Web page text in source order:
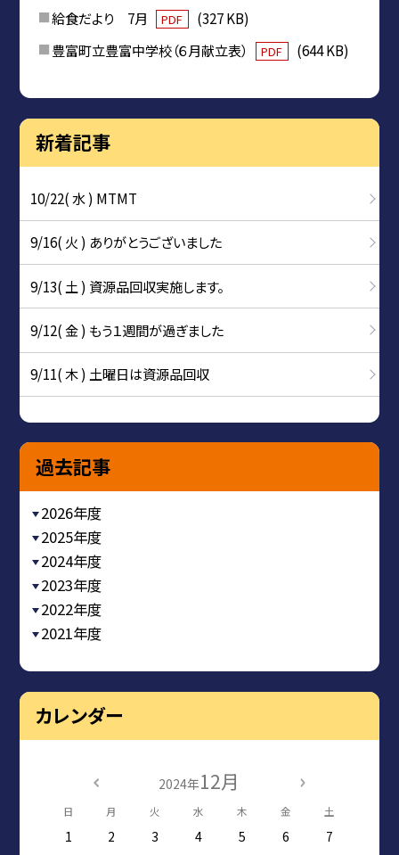
給食だより 7月 PDF
(327 KB)
豊富町立豊富中学校（６月献立表）
PDF (644 KB)
新着記事
10/22( 水 ) MTMT
9/16( 火 ) ありがとうございました
9/13( 土 ) 資源品回収実施します。
9/12( 金 ) もう１週間が過ぎました
9/11( 木 ) 土曜日は資源品回収
過去記事
2026年度
2025年度
2024年度
2023年度
2022年度
2021年度
カレンダー
2024年12月
日 月 火 水 木 金 土
1 2 3 4 5 6
7